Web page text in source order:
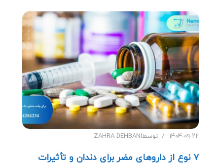
۱۴۰۴-۰۹-۲۲ توسطZAHRA DEHBANI
۷ نوع از داروهای مضر برای دندان و تأثیرات